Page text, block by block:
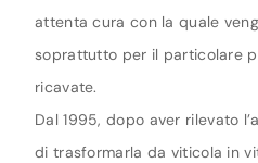
attenta cura con la quale
soprattutto per il particolare
ricavate.
Dal 1995, dopo aver rilevato
di trasformarla da viticola in